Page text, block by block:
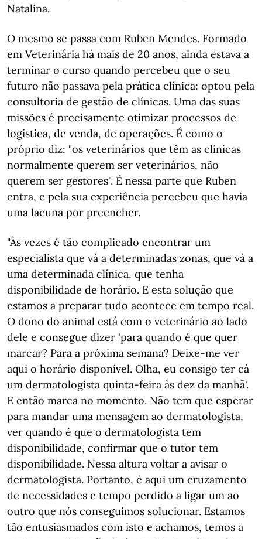
Natalina.
O mesmo se passa com Ruben Mendes. Formado
em Veterinária há mais de 20 anos, ainda estava a
terminar o curso quando percebeu que o seu
futuro não passava pela prática clínica: optou pela
consultoria de gestão de clínicas. Uma das suas
missões é precisamente otimizar processos de
logística, de venda, de operações. É como o
próprio diz: "os veterinários que têm as clínicas
normalmente querem ser veterinários, não
querem ser gestores". É nessa parte que Ruben
entra, e pela sua experiência percebeu que havia
uma lacuna por preencher.
"Às vezes é tão complicado encontrar um
especialista que vá a determinadas zonas, que vá a
uma determinada clínica, que tenha
disponibilidade de horário. E esta solução que
estamos a preparar tudo acontece em tempo real.
O dono do animal está com o veterinário ao lado
dele e consegue dizer 'para quando é que quer
marcar? Para a próxima semana? Deixe-me ver
aqui o horário disponível. Olha, eu consigo ter cá
um dermatologista quinta-feira às dez da manhã'.
E então marca no momento. Não tem que esperar
para mandar uma mensagem ao dermatologista,
ver quando é que o dermatologista tem
disponibilidade, confirmar que o tutor tem
disponibilidade. Nessa altura voltar a avisar o
dermatologista. Portanto, é aqui um cruzamento
de necessidades e tempo perdido a ligar um ao
outro que nós conseguimos solucionar. Estamos
tão entusiasmados com isto e achamos, temos a